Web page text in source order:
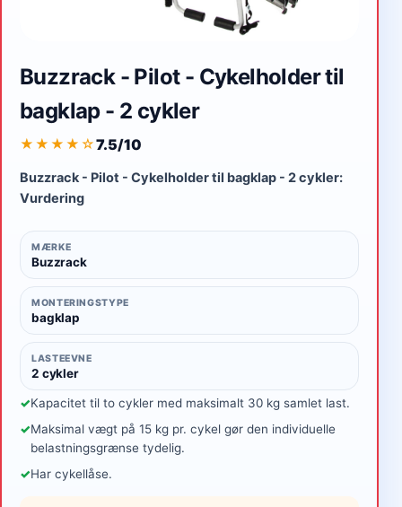
Buzzrack - Pilot - Cykelholder til
bagklap - 2 cykler
★★★★ ☆7.5/10
Buzzrack - Pilot - Cykelholder til bagklap - 2 cykler:
Vurdering
MÆRKE
Buzzrack
MONTERINGSTYPE
bagklap
LASTEEVNE
2 cykler
Kapacitet til to cykler med maksimalt 30 kg samlet last.
Maksimal vægt på 15 kg pr. cykel gør den individuelle
belastningsgrænse tydelig.
Har cykellåse.